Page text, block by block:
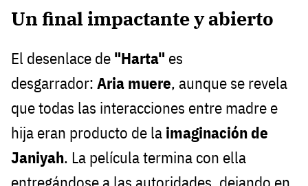
Un final impactante y abierto
El desenlace de "Harta" es
desgarrador: Aria muere, aunque se revela
que todas las interacciones entre madre e
hija eran producto de la imaginación de
Janiyah. La película termina con ella